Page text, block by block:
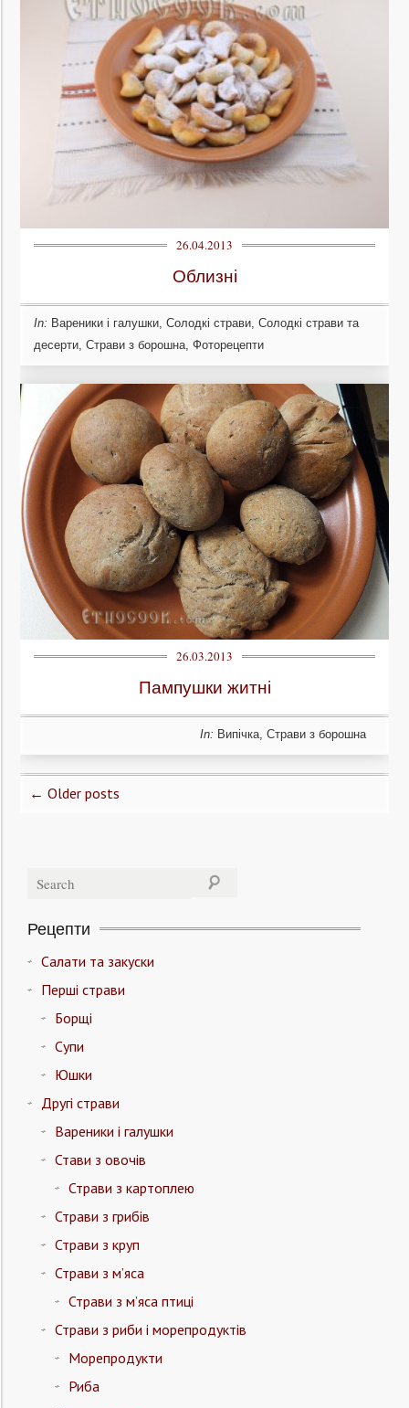
26.04.2013
Облизні
In: Вареники і галушки ,Солодкі страви ,Солодкі страви та
десерти ,Страви з борошна ,Фоторецепти
26.03.2013
Пампушки житні
In: Випічка, Страви з борошна
← Older posts
Рецепти
Салати та закуски
Перші страви
Борщі
Супи
Юшки
Другі страви
Вареники і галушки
Стави з овочів
Страви з картоплею
Страви з грибів
Страви з круп
Страви з м’яса
Страви з м’яса птиці
Страви з риби і морепродуктів
Морепродукти
Риба